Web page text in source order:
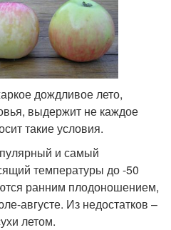
дождливое лето,
выдержит не каждое
такие условия.
и самый
температуры до -50
ранним плодоношением,
августе. Из недостатков –
летом.